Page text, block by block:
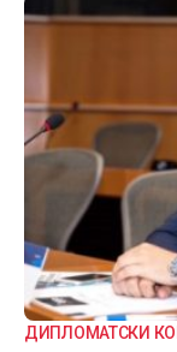
ДИПЛОМАТСКИ